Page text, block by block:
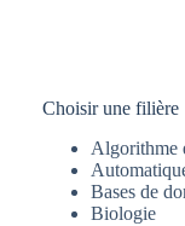
Choisir une filière
Algorithme
Bases de
Biologie